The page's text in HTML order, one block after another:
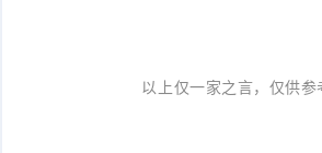
以上仅一家之言，仅供参